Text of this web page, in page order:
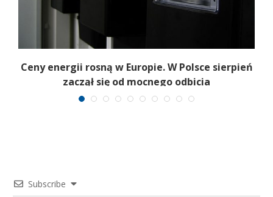
Ceny energii rosną w Europie. W Polsce sierpień
zaczął się od mocnego odbicia
Subscribe